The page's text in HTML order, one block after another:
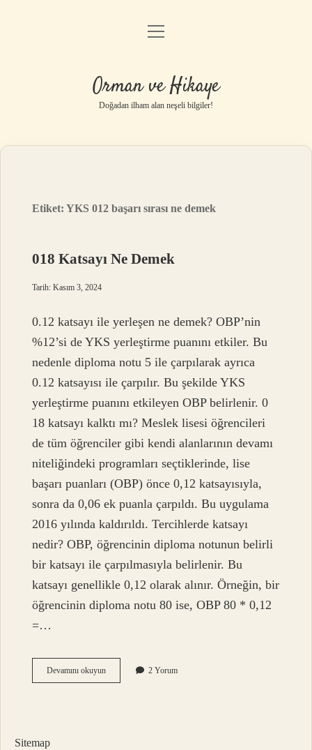
Anasayfa
Yasal Uyarı
menüyü
Orman ve Hikaye
Doğadan ilham alan neşeli bilgiler!
Etiket:YKS 012 başarı sırası ne demek
018 Katsayı Ne Demek
Tarih: Kasım 3, 2024
0.12 katsayı ile yerleşen ne demek? OBP’nin
%12’si de YKS yerleştirme puanını etkiler. Bu
nedenle diploma notu 5 ile çarpılarak ayrıca
0.12 katsayısı ile çarpılır. Bu şekilde YKS
yerleştirme puanını etkileyen OBP belirlenir. 0
18 katsayı kalktı mı? Meslek lisesi öğrencileri
de tüm öğrenciler gibi kendi alanlarının devamı
niteliğindeki programları seçtiklerinde, lise
başarı puanları (OBP) önce 0,12 katsayısıyla,
sonra da 0,06 ek puanla çarpıldı. Bu uygulama
2016 yılında kaldırıldı. Tercihlerde katsayı
nedir? OBP, öğrencinin diploma notunun belirli
bir katsayı ile çarpılmasıyla belirlenir. Bu
katsayı genellikle 0,12 olarak alınır. Örneğin, bir
öğrencinin diploma notu 80 ise, OBP 80 * 0,12
=…
Devamını okuyun018
Katsayı
2 Yorum
Sitemap